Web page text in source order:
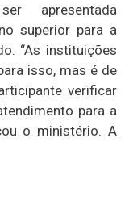
apresentada
superior para a
“As instituições
isso, mas é de
verificar
para a
o ministério. A